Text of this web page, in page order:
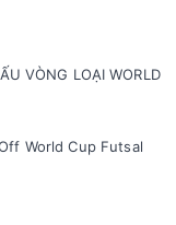
VÒNG LOẠI WORLD
World Cup Futsal